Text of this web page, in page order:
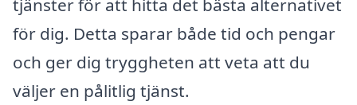
tjänster för att hitta det bästa alternativet
för dig. Detta sparar både tid och pengar
och ger dig tryggheten att veta att du
väljer en pålitlig tjänst.